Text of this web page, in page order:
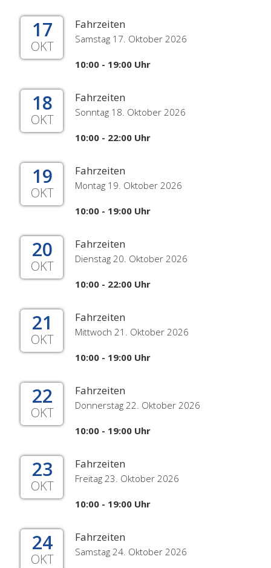
17
OKT
Fahrzeiten
Samstag 17. Oktober 2026
10:00 - 19:00 Uhr
18
OKT
Fahrzeiten
Sonntag 18. Oktober 2026
10:00 - 22:00 Uhr
19
OKT
Fahrzeiten
Montag 19. Oktober 2026
10:00 - 19:00 Uhr
20
OKT
Fahrzeiten
Dienstag 20. Oktober 2026
10:00 - 22:00 Uhr
21
OKT
Fahrzeiten
Mittwoch 21. Oktober 2026
10:00 - 19:00 Uhr
22
OKT
Fahrzeiten
Donnerstag 22. Oktober 2026
10:00 - 19:00 Uhr
23
OKT
Fahrzeiten
Freitag 23. Oktober 2026
10:00 - 19:00 Uhr
24
OKT
Fahrzeiten
Samstag 24. Oktober 2026